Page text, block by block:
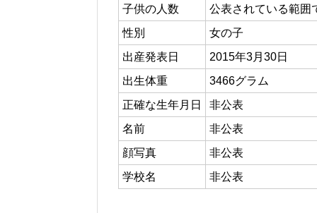
子供の人数
公表されている範囲
性別
女の子
出産発表日
2015年3月30日
出生体重
3466グラム
正確な生年月日
非公表
名前
非公表
顔写真
非公表
学校名
非公表